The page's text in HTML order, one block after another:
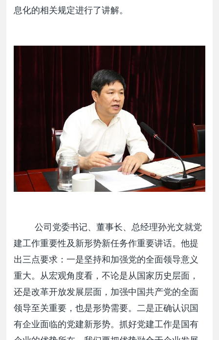
息化的相关规定进行了讲解。
公司党委书记、董事长、总经理孙光文就党
建工作重要性及新形势新任务作重要讲话。他提
出三点要求：一是坚持和加强党的全面领导意义
重大。从宏观角度看，不论是从国家历史层面，
还是改革开放发展层面，加强中国共产党的全面
领导至关重要，也是形势需要。二是正确认识国
有企业面临的党建新形势。抓好党建工作是国有